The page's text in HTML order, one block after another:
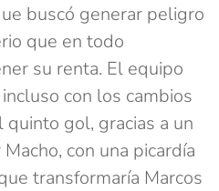
buscó generar peligro
que en todo
su renta. El equipo
con los cambios
gol, gracias a un
con una picardía
transformaría Marcos